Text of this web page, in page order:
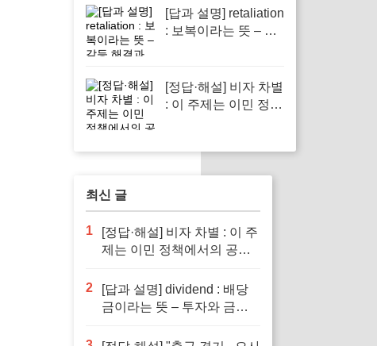
성을 지닌 단어
[답과 설명] retaliation
: 보복이라는 뜻 – 갈
작용하는 단어입니다
[정답·해설] 비자 차별
: 이 주제는 이민 정책
최신 글
1
[정답·해설] 비자 차별 : 이 주
제는 이민 정책에서의 공정
2
[답과 설명] dividend : 배당
금이라는 뜻 – 투자와 금융
알아야 할 단어입니다